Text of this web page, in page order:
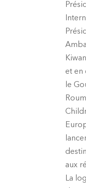
et en
le
aux
La